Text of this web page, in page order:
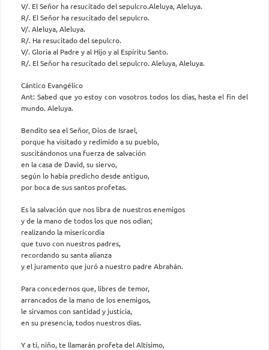
V/. El Señor ha resucitado del sepulcro.Aleluya, Aleluya.
R/. El Señor ha resucitado del sepulcro.
V/. Aleluya, Aleluya.
R/. Ha resucitado del sepulcro.
V/. Gloria al Padre y al Hijo y al Espíritu Santo.
R/. El Señor ha resucitado del sepulcro. Aleluya, Aleluya.
Cántico Evangélico
Ant: Sabed que yo estoy con vosotros todos los días, hasta el fin del
mundo. Aleluya.
Bendito sea el Señor, Dios de Israel,
porque ha visitado y redimido a su pueblo,
suscitándonos una fuerza de salvación
en la casa de David, su siervo,
según lo había predicho desde antiguo,
por boca de sus santos profetas.
Es la salvación que nos libra de nuestros enemigos
y de la mano de todos los que nos odian;
realizando la misericordia
que tuvo con nuestros padres,
recordando su santa alianza
y el juramento que juró a nuestro padre Abrahán.
Para concedernos que, libres de temor,
arrancados de la mano de los enemigos,
le sirvamos con santidad y justicia,
en su presencia, todos nuestros días.
Y a ti, niño, te llamarán profeta del Altísimo,